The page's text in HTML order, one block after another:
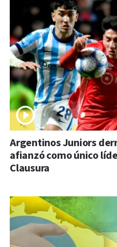
Argentinos Juniors
afianzó como único
Clausura